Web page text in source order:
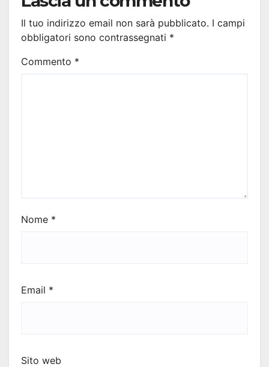
Il tuo indirizzo email non sarà pubblicato. I campi
obbligatori sono contrassegnati *
Commento *
Nome *
Email *
Sito web